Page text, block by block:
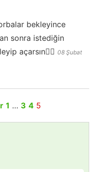
bekleyince
sonra istediğin
açarsın👍🏻 08 Şubat
1 … 3 4 5